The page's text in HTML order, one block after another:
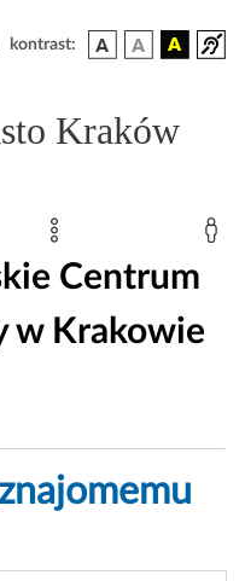
kontrast:
Kraków
Centrum
w Krakowie